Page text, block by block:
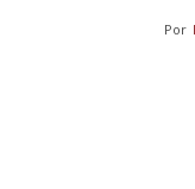
Por